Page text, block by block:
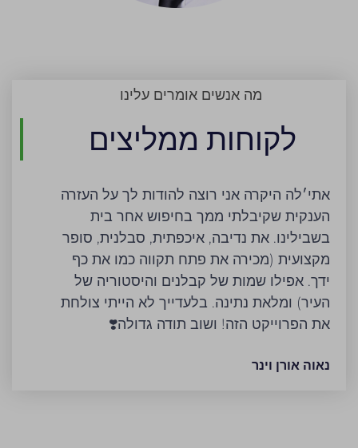
מה אנשים אומרים עלינו
לקוחות ממליצים
אתי׳לה היקרה אני רוצה להודות לך על העזרה
הענקית שקיבלתי ממך בחיפוש אחר בית
בשבילינו. את נדיבה, איכפתית, סבלנית, סופר
מקצועית (מכירה את פתח תקווה כמו את כף
ידך. אפילו שמות של קבלנים והיסטוריה של
העיר) ומלאת נתינה. בלעדייך לא הייתי צולחת
את הפרוייקט הזה! ושוב תודה גדולה❣️
נאוה אורן וינר